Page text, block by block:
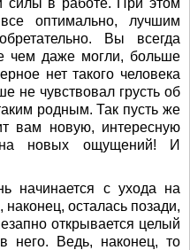
силы в работе. При этом
оптимально, лучшим
Вы всегда
чем даже могли, больше
нет такого человека
не чувствовал грусть об
родным. Так пусть же
вам новую, интересную
новых ощущений! И
начинается с ухода на
осталась позади,
открывается целый
него. Ведь, наконец, то